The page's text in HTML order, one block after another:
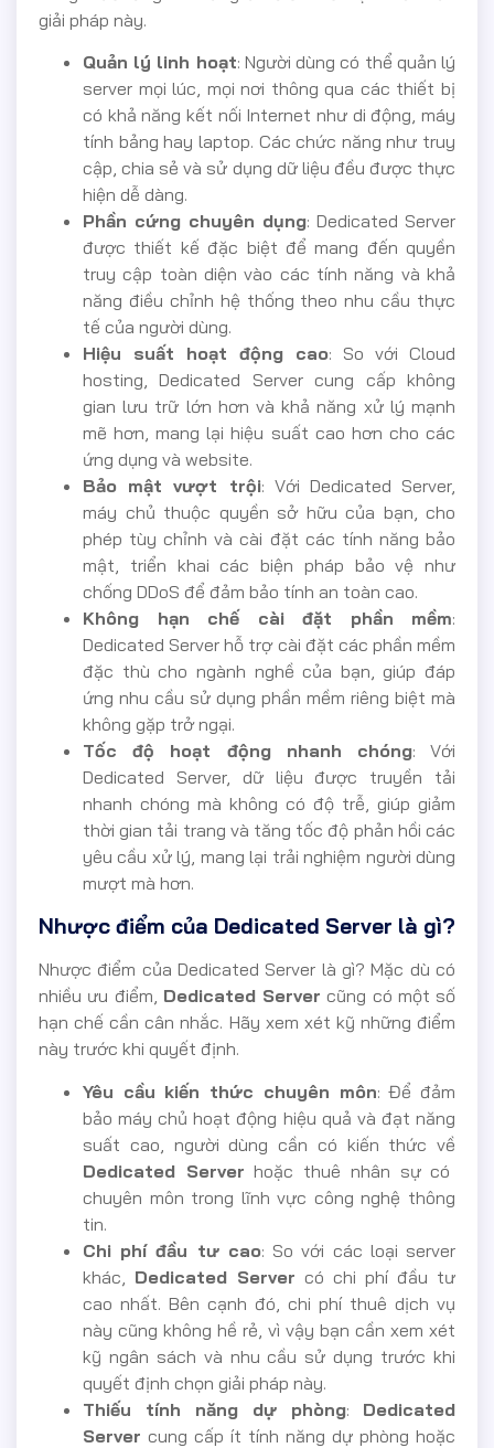
giải pháp này.
Quản lý linh hoạt: Người dùng có thể quản lý
server mọi lúc, mọi nơi thông qua các thiết bị
có khả năng kết nối Internet như di động, máy
tính bảng hay laptop. Các chức năng như truy
cập, chia sẻ và sử dụng dữ liệu đều được thực
hiện dễ dàng.
Phần cứng chuyên dụng: Dedicated Server
được thiết kế đặc biệt để mang đến quyền
truy cập toàn diện vào các tính năng và khả
năng điều chỉnh hệ thống theo nhu cầu thực
tế của người dùng.
Hiệu suất hoạt động cao: So với Cloud
hosting, Dedicated Server cung cấp không
gian lưu trữ lớn hơn và khả năng xử lý mạnh
mẽ hơn, mang lại hiệu suất cao hơn cho các
ứng dụng và website.
Bảo mật vượt trội: Với Dedicated Server,
máy chủ thuộc quyền sở hữu của bạn, cho
phép tùy chỉnh và cài đặt các tính năng bảo
mật, triển khai các biện pháp bảo vệ như
chống DDoS để đảm bảo tính an toàn cao.
Không hạn chế cài đặt phần mềm:
Dedicated Server hỗ trợ cài đặt các phần mềm
đặc thù cho ngành nghề của bạn, giúp đáp
ứng nhu cầu sử dụng phần mềm riêng biệt mà
không gặp trở ngại.
Tốc độ hoạt động nhanh chóng: Với
Dedicated Server, dữ liệu được truyền tải
nhanh chóng mà không có độ trễ, giúp giảm
thời gian tải trang và tăng tốc độ phản hồi các
yêu cầu xử lý, mang lại trải nghiệm người dùng
mượt mà hơn.
Nhược điểm của Dedicated Server là gì?
Nhược điểm của Dedicated Server là gì? Mặc dù có
nhiều ưu điểm, Dedicated Server cũng có một số
hạn chế cần cân nhắc. Hãy xem xét kỹ những điểm
này trước khi quyết định.
Yêu cầu kiến thức chuyên môn: Để đảm
bảo máy chủ hoạt động hiệu quả và đạt năng
suất cao, người dùng cần có kiến thức về
Dedicated Server hoặc thuê nhân sự có
chuyên môn trong lĩnh vực công nghệ thông
tin.
Chi phí đầu tư cao: So với các loại server
khác, Dedicated Server có chi phí đầu tư
cao nhất. Bên cạnh đó, chi phí thuê dịch vụ
này cũng không hề rẻ, vì vậy bạn cần xem xét
kỹ ngân sách và nhu cầu sử dụng trước khi
quyết định chọn giải pháp này.
Thiếu tính năng dự phòng: Dedicated
Server cung cấp ít tính năng dự phòng hoặc